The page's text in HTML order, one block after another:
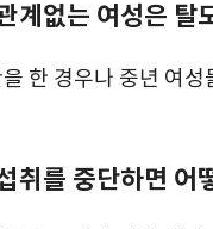
계없는 여성은 탈
한 경우나 중년 여
취를 중단하면 어